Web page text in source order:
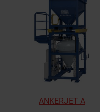
ANKERJET A